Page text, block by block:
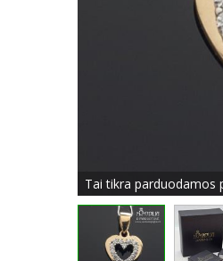
Tai tikra parduodamos